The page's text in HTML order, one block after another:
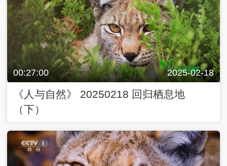
00:27:00 2025-02-18
《人与自然》 20250218 回归栖息地
（下）